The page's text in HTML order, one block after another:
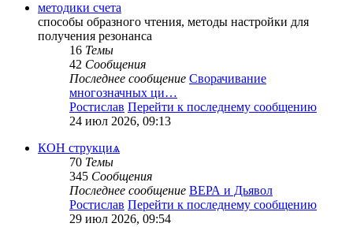
методики счета
способы образного чтения, методы настройки для
получения резонанса
16 Темы
42 Сообщения
Последнее сообщение Сворачивание
многозначных ци…
Ростислав Перейти к последнему сообщению
24 июл 2026, 09:13
КОН струкциѧ
70 Темы
345 Сообщения
Последнее сообщение ВЕРА и Дьявол
Ростислав Перейти к последнему сообщению
29 июл 2026, 09:54